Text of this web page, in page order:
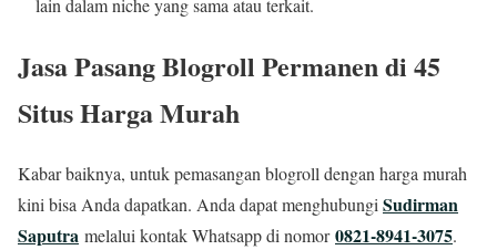
lain dalam niche yang sama atau terkait.
Jasa Pasang Blogroll Permanen di 45
Situs Harga Murah
Kabar baiknya, untuk pemasangan blogroll dengan harga murah
kini bisa Anda dapatkan. Anda dapat menghubungiSudirman
Saputra melalui kontak Whatsapp di nomor0821-8941-3075.